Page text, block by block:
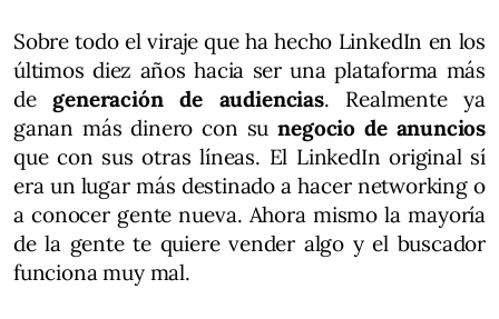
Sobre todo el viraje que ha hecho LinkedIn en los
últimos diez años hacia ser una plataforma más
degeneración de audiencias. Realmente ya
ganan más dinero con sunegocio de anuncios
que con sus otras líneas. El LinkedIn original sí
era un lugar más destinado a hacer networking o
a conocer gente nueva. Ahora mismo la mayoría
de la gente te quiere vender algo y el buscador
funciona muy mal.